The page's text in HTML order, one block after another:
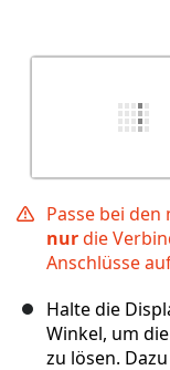
Passe bei
nurdie
Anschlüsse
Halte die
Winkel, um
zu lösen.